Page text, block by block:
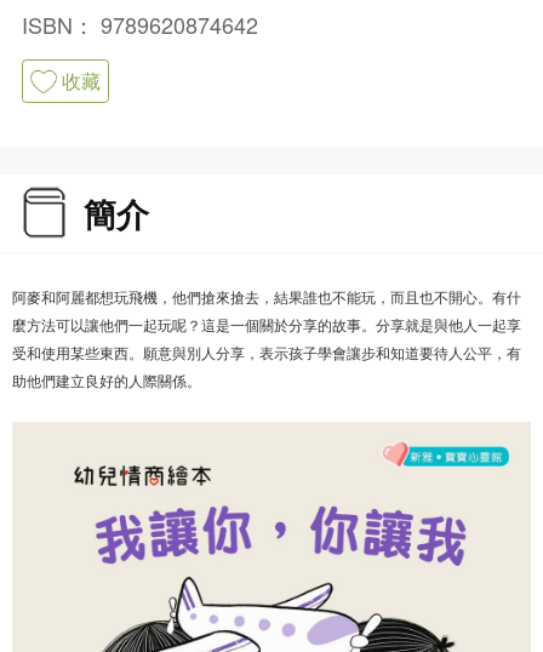
ISBN： 9789620874642
收藏
簡介
阿麥和阿麗都想玩飛機，他們搶來搶去，結果誰也不能玩，而且也不開心。有什
麼方法可以讓他們一起玩呢？這是一個關於分享的故事。分享就是與他人一起享
受和使用某些東西。願意與別人分享，表示孩子學會讓步和知道要待人公平，有
助他們建立良好的人際關係。